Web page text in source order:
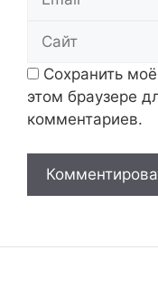
Сохранить
этом браузере
комментариев.